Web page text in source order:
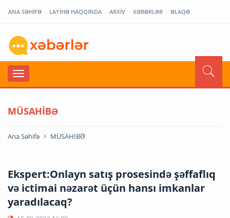
ANA SƏHİFƏ LAYİHƏ HAQQINDA ARXİV XƏBƏRLƏR ƏLAQƏ
MÜSAHİBƏ
Ana Səhifə MÜSAHİBƏ
Ekspert:Onlayn satış prosesində şəffaflıq
və ictimai nəzarət üçün hansı imkanlar
yaradılacaq?